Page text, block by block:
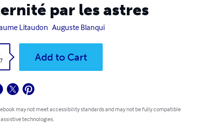
par les astres
Litaudon Auguste Blanqui
Add to Cart
may not meet accessibility standards and may not be fully compatible
technologies.